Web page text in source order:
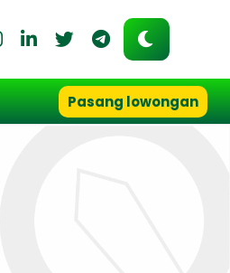
Pasang lowongan